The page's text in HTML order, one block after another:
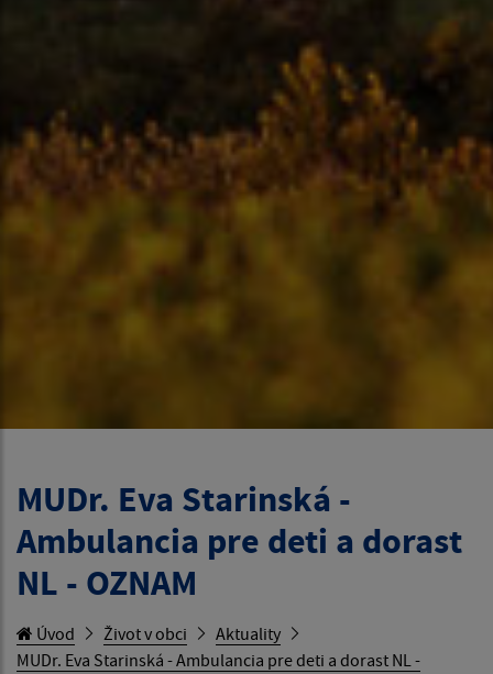
MUDr. Eva Starinská -
Ambulancia pre deti a dorast
NL - OZNAM
Úvod Život v obci
Aktuality
MUDr. Eva Starinská - Ambulancia pre deti a dorast NL -